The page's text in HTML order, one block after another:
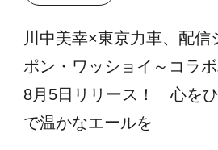
川中美幸×東京力車、配信
ポン・ワッショイ～コラボ
8月5日リリース！ 心を
で温かなエールを